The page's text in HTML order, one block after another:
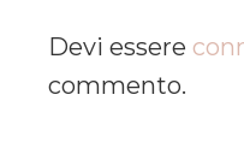
Devi essere
commento.